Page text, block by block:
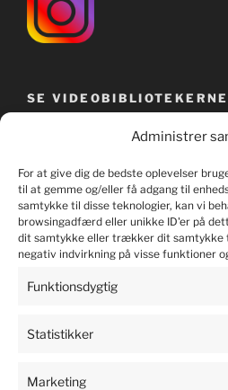
Administrer
For at give dig de bedste oplevelser
til at gemme og/eller få adgang til
samtykke til disse teknologier, kan vi
browsingadfærd eller unikke ID'er på
dit samtykke eller trækker dit samtykke
negativ indvirkning på visse funktioner
Funktionsdygtig
Statistikker
Marketing
SE VIDEOBIBLIOTEKERNE